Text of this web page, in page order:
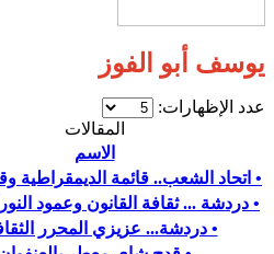
يوسف أبو الفوز
عدد الإظهارات:
المقالات
الاسم
• اتحاد الشعب.. قائمة الديمقراطية
• دردشة ... ثقافة القانون وعمود
• دردشة... عزيزي المحرر